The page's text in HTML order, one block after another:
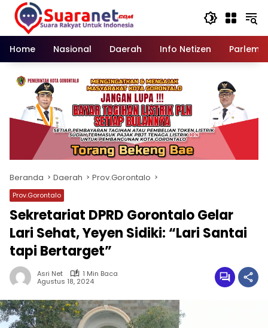
Langsung
konten
Home
Nasional Daerah Info Netizen
Beranda Daerah Prov.Gorontalo
Prov.Gorontalo
Sekretariat DPRD Gorontalo Gelar
Lari Sehat, Yeyen Sidiki: “Lari Santai
tapi Bertarget”
Asri Net
1 Min Baca
Agustus 18, 2024